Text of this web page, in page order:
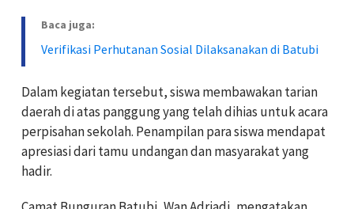
Baca juga:
Verifikasi Perhutanan Sosial Dilaksanakan di Batubi
Dalam kegiatan tersebut, siswa membawakan tarian
daerah di atas panggung yang telah dihias untuk acara
perpisahan sekolah. Penampilan para siswa mendapat
apresiasi dari tamu undangan dan masyarakat yang
hadir.